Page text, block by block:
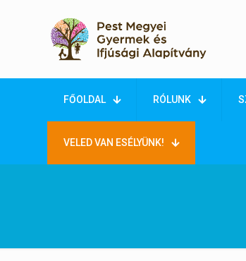
FŐOLDAL RÓLUNK
VELED VAN ESÉLYÜNK!